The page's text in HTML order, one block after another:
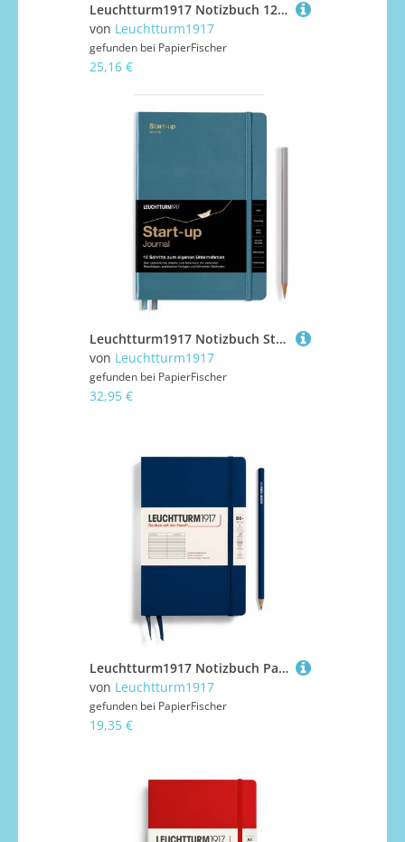
Leuchtturm1917 Notizbuch 120g Medium Hardcover A5 Marine liniert
von Leuchtturm1917
gefunden bei PapierFischer
25,16 €
Leuchtturm1917 Notizbuch Start-up Journal Hardcover A5 Stone Blue
von Leuchtturm1917
gefunden bei PapierFischer
32,95 €
Leuchtturm1917 Notizbuch Paperback Hardcover B6+ Marine, liniert
von Leuchtturm1917
gefunden bei PapierFischer
19,35 €